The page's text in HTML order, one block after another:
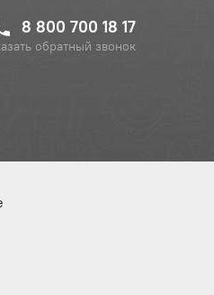
8 800 700 18 17
обратный звонок